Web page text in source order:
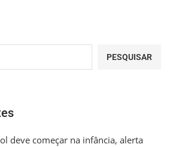
PESQUISAR
deve começar na infância, alerta